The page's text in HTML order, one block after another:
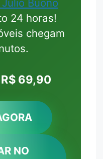
Buono
24 horas!
chegam
R$ 69,90
NO